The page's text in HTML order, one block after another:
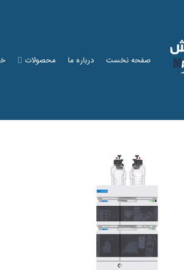
صفحه نخست درباره ما محصولات